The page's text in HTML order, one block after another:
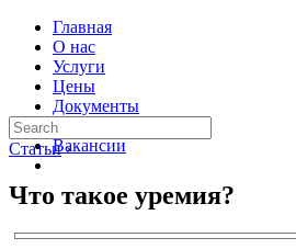
Главная
О нас
Услуги
Цены
Документы
Контакты
Вакансии
Статьи ›
Что такое уремия?